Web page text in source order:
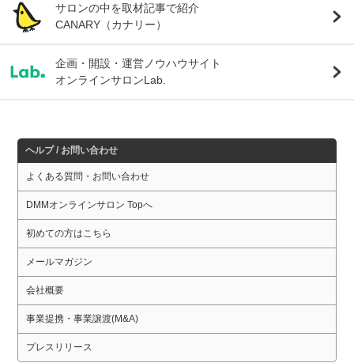
サロンの中を取材記事で紹介
CANARY（カナリー）
企画・開設・運営ノウハウサイト
オンラインサロンLab.
ヘルプ / お問い合わせ
よくある質問・お問い合わせ
DMMオンラインサロン Topへ
初めての方はこちら
メールマガジン
会社概要
事業提携・事業譲渡(M&A)
プレスリリース